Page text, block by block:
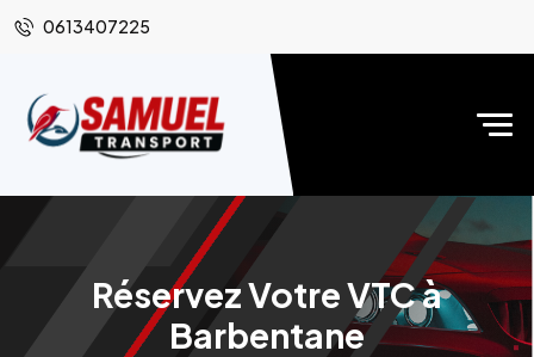
0613407225
Réservez Votre VTC à
Barbentane